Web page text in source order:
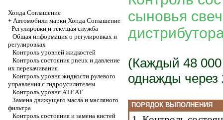
Хонда Соглашение
+ Автомобили марки Хонда Соглашение
- Регулировки и текущая служба
Общая информация о регулировках и
регулировках
Контроль уровней жидкостей
Контроль состояния pneux и давление
их перекачивания
Контроль уровня жидкости рулевого
управления с гидроусилителем
Контроль уровня ATF AT
Замена движущего масла и масляного
фильтра
Контроль состояния и замена кистей
сыновья
(Каждый 48 000
однажды через
ПОРЯДОК ВЫПОЛНЕНИЯ